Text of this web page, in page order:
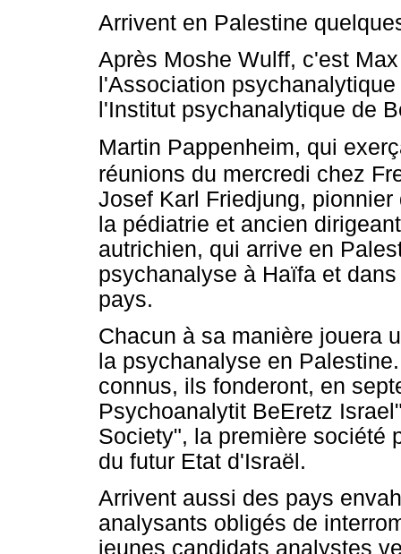
Arrivent en Palestine
Après Moshe Wulff, c'est
l'Association
l'Institut psychanalytique de
Martin Pappenheim, qui
réunions du mercredi chez
Josef Karl Friedjung,
la pédiatrie et ancien
autrichien, qui arrive en
psychanalyse à Haïfa et
pays.
Chacun à sa manière jouera
la psychanalyse en
connus, ils fonderont, en
Psychoanalytit BeEretz
Society", la première société
du futur Etat d'Israël.
Arrivent aussi des pays
analysants obligés de
jeunes candidats analystes